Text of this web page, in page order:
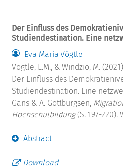
Der Einfluss des
Studiendestination. Eine
Eva Maria Vögtle
Vögtle, E.M., & Windzio, M.
Der Einfluss des
Studiendestination. Eine
Gans & A. Gottburgsen,
Hochschulbildung(S. 197-220).
Abstract
Download